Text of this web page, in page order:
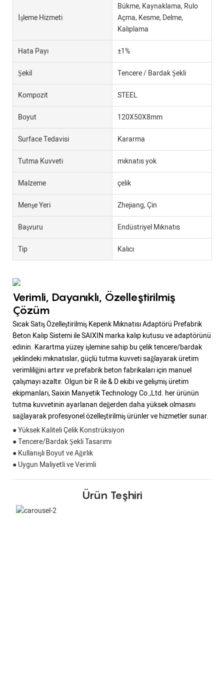
İşleme Hizmeti
Bükme, Kaynaklama, Rulo
Açma, Kesme, Delme,
Kalıplama
Hata Payı ±1%
Şekil Tencere / Bardak Şekli
Kompozit STEEL
Boyut 120X50X8mm
Surface Tedavisi Kararma
Tutma Kuvveti mıknatıs yok
Malzeme çelik
Menşe Yeri Zhejiang, Çin
Başvuru Endüstriyel Mıknatıs
Tip Kalıcı
Verimli, Dayanıklı, Özelleştirilmiş
Çözüm
Sıcak Satış Özelleştirilmiş Kepenk Mıknatısı Adaptörü Prefabrik
Beton Kalıp Sistemi ile SAIXIN marka kalıp kutusu ve adaptörünü
edinin. Karartma yüzey işlemine sahip bu çelik tencere/bardak
şeklindeki mıknatıslar, güçlü tutma kuvveti sağlayarak üretim
verimliliğini artırır ve prefabrik beton fabrikaları için manuel
çalışmayı azaltır. Olgun bir R ile & D ekibi ve gelişmiş üretim
ekipmanları, Saixin Manyetik Technology Co.,Ltd. her ürünün
tutma kuvvetinin ayarlanan değerden daha yüksek olmasını
sağlayarak profesyonel özelleştirilmiş ürünler ve hizmetler sunar.
● Yüksek Kaliteli Çelik Konstrüksiyon
● Tencere/Bardak Şekli Tasarımı
● Kullanışlı Boyut ve Ağırlık
● Uygun Maliyetli ve Verimli
Ürün Teşhiri